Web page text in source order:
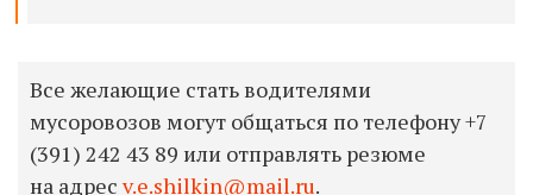
Все желающие стать водителями
мусоровозов могут общаться по телефону +7
(391) 242 43 89 или отправлять резюме
на адрес v.e.shilkin@mail.ru.